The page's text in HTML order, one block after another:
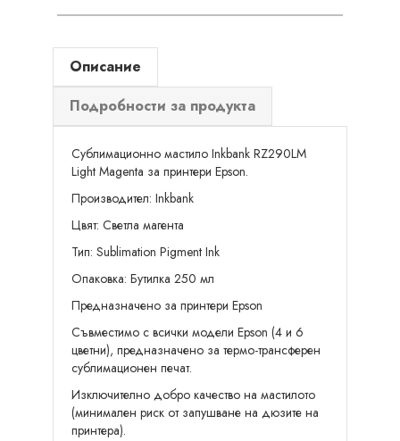
Описание
Подробности за продукта
Сублимационно мастило Inkbank RZ290LM
Light Magenta за принтери Epson.
Производител: Inkbank
Цвят: Светла магента
Тип: Sublimation Pigment Ink
Опаковка: Бутилка 250 мл
Предназначенo за принтери Epson
Съвместимо с всички модели Epson (4 и 6
цветни), предназначено за термо-трансферен
сублимационен печат.
Изключително добро качество на мастилото
(минимален риск от запушване на дюзите на
принтера).